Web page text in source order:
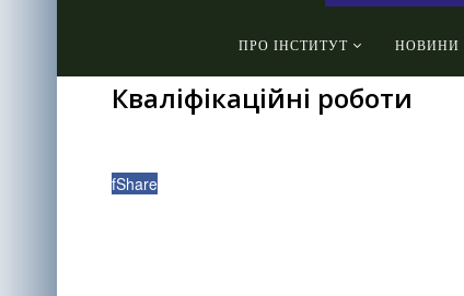
ПРО ІНСТИТУТ НОВИНИ
Кваліфікаційні роботи
fShare